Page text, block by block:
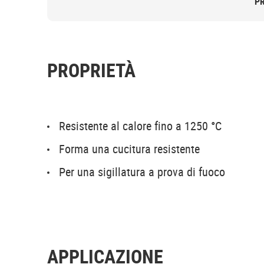
PROPRIETÀ
Resistente al calore fino a 1250 °C
Forma una cucitura resistente
Per una sigillatura a prova di fuoco
APPLICAZIONE